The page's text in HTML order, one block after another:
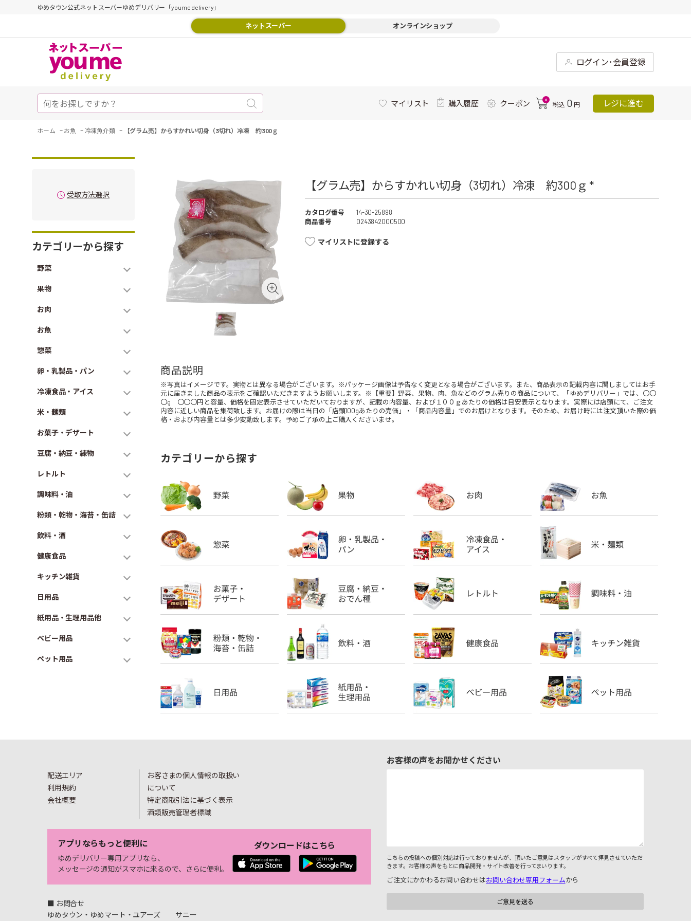
ゆめタウン公式ネットスーパーゆめデリバリー「youme delivery」
ネットスーパー オンラインショップ
ログイン･会員登録
マイリスト 購入履歴 クーポン 0
税込 0 円 レジに進む
ホーム - お魚 - 冷凍魚介類 - 【グラム売】からすかれい切身（3切れ）冷凍 約300ｇ
受取方法選択
カテゴリーから探す
野菜
果物
お肉
お魚
惣菜
卵・乳製品・パン
冷凍食品・アイス
米・麺類
お菓子・デザート
豆腐・納豆・練物
レトルト
調味料・油
粉類・乾物・海苔・缶詰
飲料・酒
健康食品
キッチン雑貨
日用品
紙用品・生理用品他
ベビー用品
ペット用品
【グラム売】からすかれい切身（3切れ）冷凍 約300ｇ *
カタログ番号
14-30-25898
商品番号
0243842000500
マイリストに登録する
商品説明
※写真はイメージです。実物とは異なる場合がございます。※パッケージ画像は予告なく変更となる場合がございます。また、商品表示の記載内容に関しましてはお手
元に届きました商品の表示をご確認いただきますようお願いします。※【重要】野菜、果物、肉、魚などのグラム売りの商品について、「ゆめデリバリー」では、〇〇
〇g 〇〇〇円と容量、価格を固定表示させていただいておりますが、記載の内容量、および１００ｇあたりの価格は目安表示となります。実際には店頭にて、ご注文
内容に近しい商品を集荷致します。お届けの際は当日の「店頭100gあたりの売価」・「商品内容量」でのお届けとなります。そのため、お届け時には注文頂いた際の価
格・および内容量とは多少変動致します。予めご了承の上ご購入くださいませ。
カテゴリーから探す
配送エリア
利用規約
会社概要
お客さまの個人情報の取扱い
について
特定商取引法に基づく表示
酒類販売管理者標識
アプリならもっと便利に
ゆめデリバリー専用アプリなら、
メッセージの通知がスマホに来るので、さらに便利。
ダウンロードはこちら
■ お問合せ
ゆめタウン・ゆめマート・ユアーズ
サニー
お客様の声をお聞かせください
こちらの投稿への個別対応は行っておりませんが、頂いたご意見はスタッフがすべて拝見させていただ
きます。お客様の声をもとに商品開発・サイト改善を行ってまいります。
ご注文にかかわるお問い合わせはお問い合わせ専用フォームから